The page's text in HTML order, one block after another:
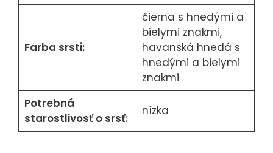
Farba srsti:
čierna s hnedými a
bielymi znakmi,
havanská hnedá s
hnedými a bielymi
znakmi
Potrebná
starostlivosť o srsť:
nízka